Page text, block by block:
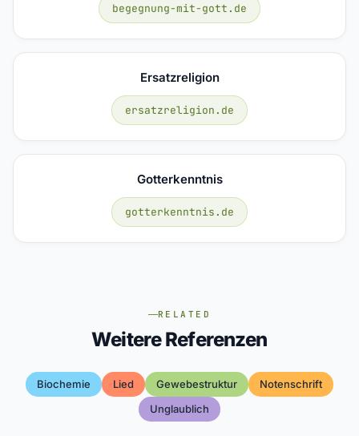
begegnung-mit-gott.de
Ersatzreligion
ersatzreligion.de
Gotterkenntnis
gotterkenntnis.de
RELATED
Weitere Referenzen
Biochemie Lied Gewebestruktur
Notenschrift
Unglaublich